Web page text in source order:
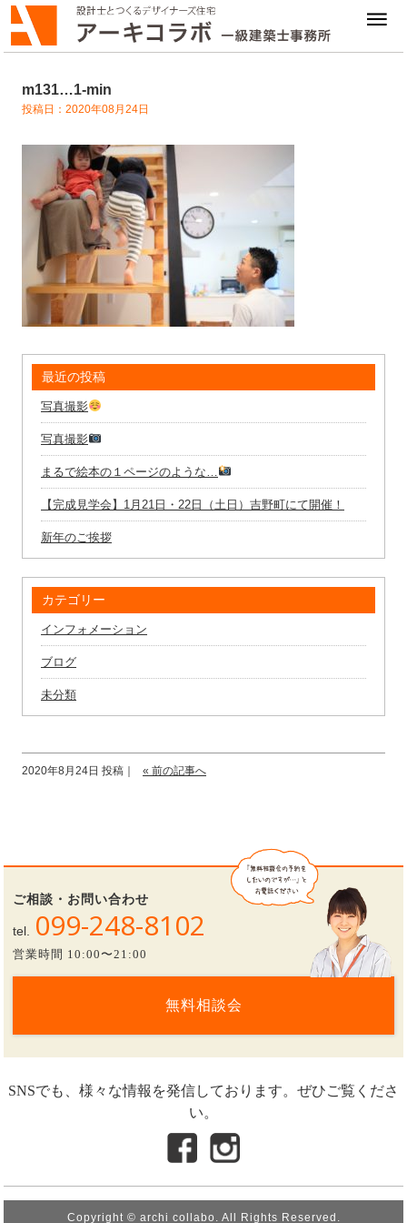
m131…1-min
投稿日：2020年08月24日
最近の投稿
写真撮影
写真撮影
まるで絵本の１ページのような…
【完成見学会】1月21日・22日（土日）吉野町にて開催！
新年のご挨拶
カテゴリー
インフォメーション
ブログ
未分類
2020年8月24日 投稿｜ « 前の記事へ
ご相談・お問い合わせ
tel. 099-248-8102
営業時間 10:00〜21:00
無料相談会
SNSでも、様々な情報を発信しております。ぜひご覧くださ
い。
Copyright © archi collabo. All Rights Reserved.